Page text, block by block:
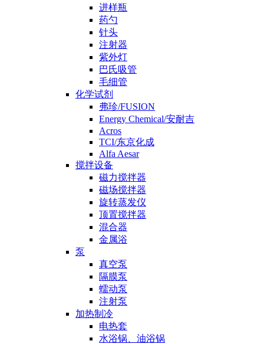
进样瓶
药勺
针头
注射器
紫外灯
巴氏吸管
毛细管
化学试剂
弗珍/FUSION
Energy Chemical/安耐吉
Acros
TCI/东京化成
Alfa Aesar
搅拌设备
磁力搅拌器
磁场搅拌器
旋转蒸发仪
顶置搅拌器
混合器
金属浴
泵
真空泵
隔膜泵
蠕动泵
注射泵
加热制冷
电热套
水浴锅、油浴锅